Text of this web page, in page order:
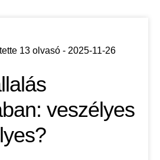
13 olvasó - 2025-11-26
veszélyes